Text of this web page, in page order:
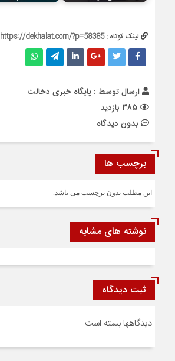
لینک کوتاه :https://dekhalat.com/?p=58385
ارسال توسط : پایگاه خبری دخالت
بدون دیدگاه
برچسب ها
این مطلب بدون برچسب می باشد.
نوشته های مشابه
ثبت دیدگاه
دیدگاهها بسته است.